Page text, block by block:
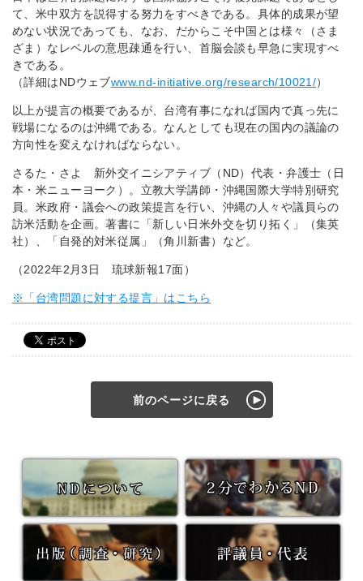
て、米中双方を説得する努力をすべきである。具体的成果が望
めない状況であっても、なお、だからこそ中国とは様々（さま
ざま）なレベルの意思疎通を行い、首脳会談も早急に実現すべ
きである。
（詳細はNDウェブwww.nd-initiative.org/research/10021/）
以上が提言の概要であるが、台湾有事になれば国内で真っ先に
戦場になるのは沖縄である。なんとしても現在の国内の議論の
方向性を変えなければならない。
さるた・さよ 新外交イニシアティブ（ND）代表・弁護士（日
本・米ニューヨーク）。立教大学講師・沖縄国際大学特別研究
員。米政府・議会への政策提言を行い、沖縄の人々や議員らの
訪米活動を企画。著書に「新しい日米外交を切り拓く」（集英
社）、「自発的対米従属」（角川新書）など。
（2022年2月3日 琉球新報17面）
※「台湾問題に対する提言」はこちら
前のページに戻る